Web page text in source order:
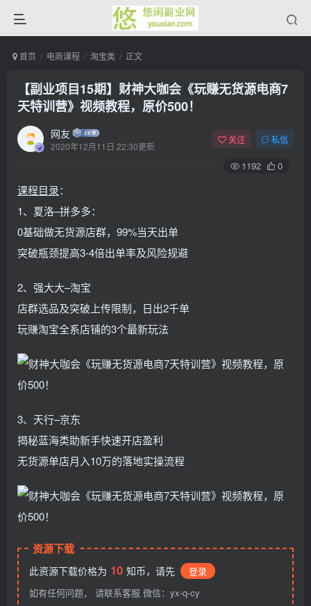
首页 电商课程 淘宝类 正文
【副业项目15期】财神大咖会《玩赚无货源电商7
天特训营》视频教程，原价500！
网友
2020年12月11日 22:30更新
关注 私信
1192 0
课程目录：
1、夏洛–拼多多：
0基础做无货源店群，99%当天出单
突破瓶颈提高3-4倍出单率及风险规避
2、强大大–淘宝
店群选品及突破上传限制，日出2千单
玩赚淘宝全系店铺的3个最新玩法
3、天行–京东
揭秘蓝海类助新手快速开店盈利
无货源单店月入10万的落地实操流程
资源下载
此资源下载价格为 10 知币，请先
登录
如有任何问题， 请联系客服 微信：yx-q-cy